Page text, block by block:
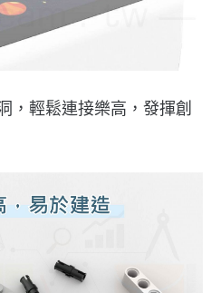
，輕鬆連接樂高，發揮創